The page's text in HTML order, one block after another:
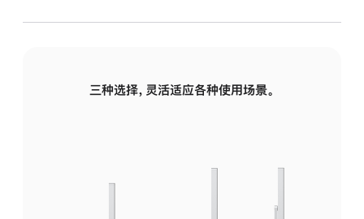
三种选择，灵活适应各种使用场景。